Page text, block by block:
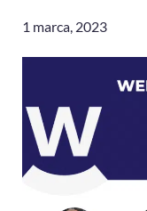
1 marca, 2023